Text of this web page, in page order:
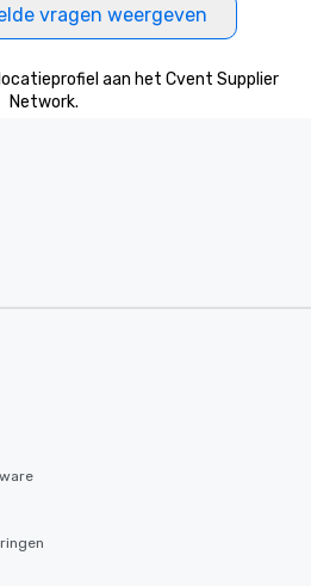
you to provide
needs. Go for as Long or as Short as
scheduling, Lip
vragen weergeven
aan het Cvent Supplier
Network.